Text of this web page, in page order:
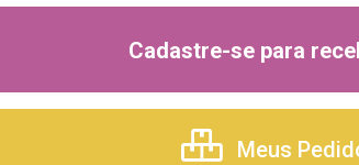
Cadastre-se para
Meus